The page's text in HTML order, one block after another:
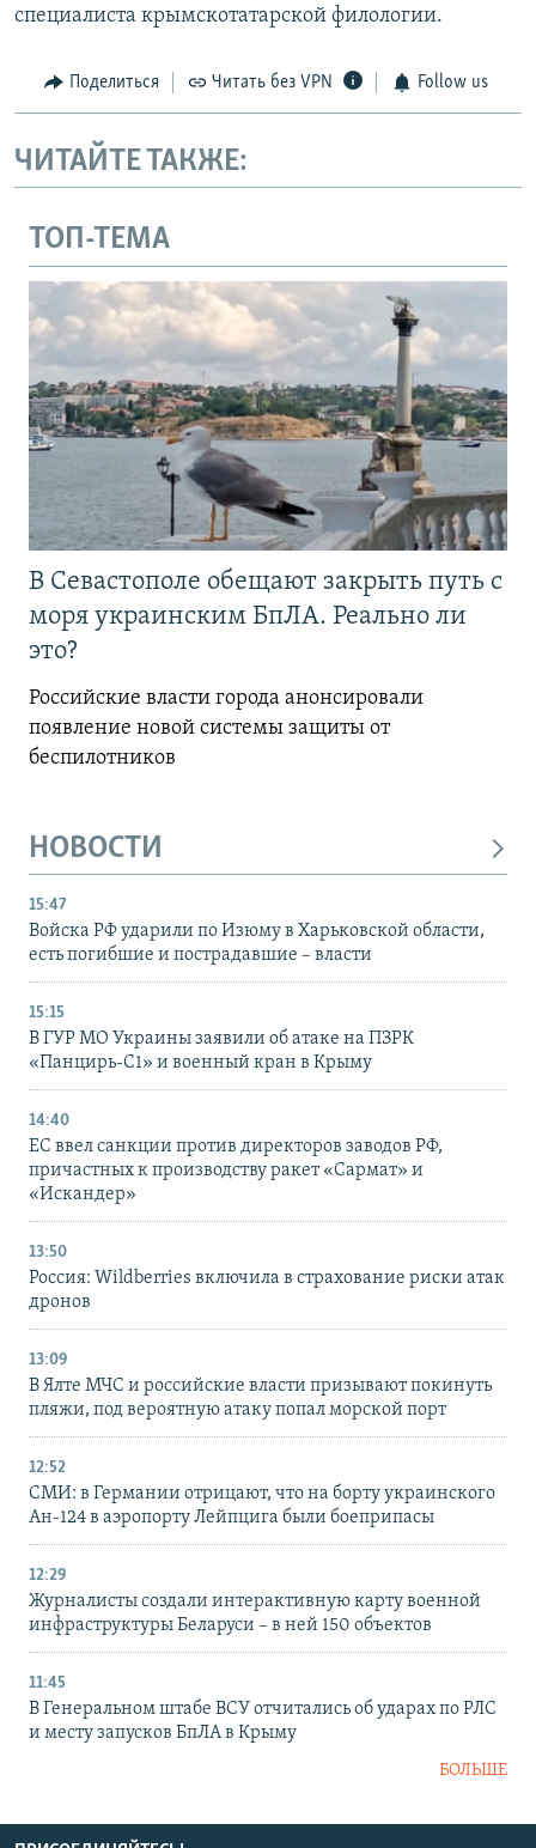
специалиста крымскотатарской филологии.
Поделиться Читать без VPN Follow us
ЧИТАЙТЕ ТАКЖЕ:
ТОП-ТЕМА
В Севастополе обещают закрыть путь с
моря украинским БпЛА. Реально ли
это?
Российские власти города анонсировали
появление новой системы защиты от
беспилотников
НОВОСТИ
15:47
Войска РФ ударили по Изюму в Харьковской области,
есть погибшие и пострадавшие – власти
15:15
В ГУР МО Украины заявили об атаке на ПЗРК
«Панцирь-С1» и военный кран в Крыму
14:40
ЕС ввел санкции против директоров заводов РФ,
причастных к производству ракет «Сармат» и
«Искандер»
13:50
Россия: Wildberries включила в страхование риски атак
дронов
13:09
В Ялте МЧС и российские власти призывают покинуть
пляжи, под вероятную атаку попал морской порт
12:52
СМИ: в Германии отрицают, что на борту украинского
Ан-124 в аэропорту Лейпцига были боеприпасы
12:29
Журналисты создали интерактивную карту военной
инфраструктуры Беларуси – в ней 150 объектов
11:45
В Генеральном штабе ВСУ отчитались об ударах по РЛС
и месту запусков БпЛА в Крыму
БОЛЬШЕ